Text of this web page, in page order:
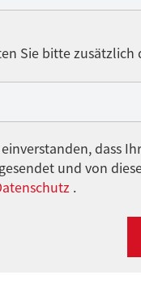
Sie bitte zusätzlich
dass
und von
.